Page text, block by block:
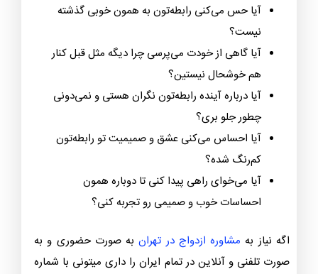
آیا حس می‌کنی رابطه‌تون به همون خوبی گذشته
نیست؟
آیا گاهی از خودت می‌پرسی چرا دیگه مثل قبل کنار
هم خوشحال نیستین؟
آیا درباره آینده رابطه‌تون نگران هستی و نمی‌دونی
چطور جلو بری؟
آیا احساس می‌کنی عشق و صمیمیت تو رابطه‌تون
کم‌رنگ شده؟
آیا می‌خوای راهی پیدا کنی تا دوباره همون
احساسات خوب و صمیمی رو تجربه کنی؟
اگه نیاز به مشاوره ازدواج در تهرانبه صورت حضوری و به
صورت تلفنی و آنلاین در تمام ایران را داری میتونی با شماره